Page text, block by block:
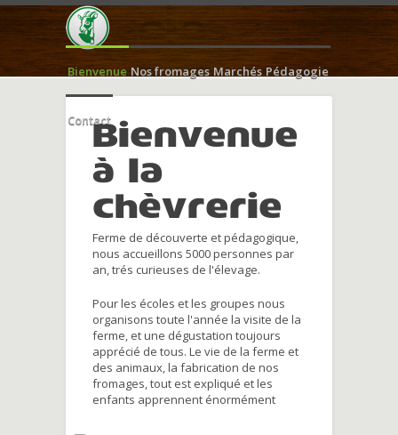
Bienvenue Nos fromages Marchés Pédagogie
ContactBienvenue
à la
chèvrerie
Ferme de découverte et pédagogique,
nous accueillons 5000 personnes par
an, trés curieuses de l'élevage.
Pour les écoles et les groupes nous
organisons toute l'année la visite de la
ferme, et une dégustation toujours
apprécié de tous. Le vie de la ferme et
des animaux, la fabrication de nos
fromages, tout est expliqué et les
enfants apprennent énormément